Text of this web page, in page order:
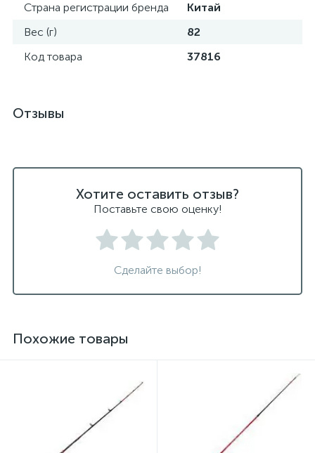
Страна регистрации бренда
Китай
Вес (г)
82
Код товара
37816
Отзывы
Хотите оставить отзыв?
Поставьте свою оценку!
Сделайте выбор!
Похожие товары